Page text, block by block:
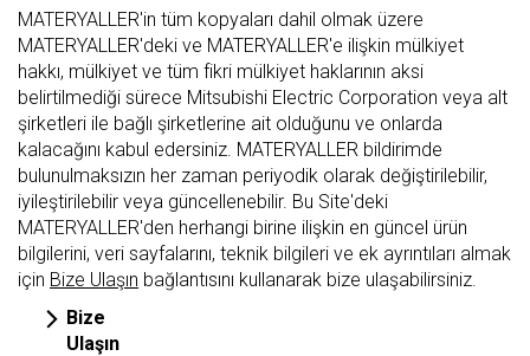
MATERYALLER'in tüm kopyaları dahil olmak üzere
MATERYALLER'deki ve MATERYALLER'e ilişkin mülkiyet
hakkı, mülkiyet ve tüm fikri mülkiyet haklarının aksi
belirtilmediği sürece Mitsubishi Electric Corporation veya alt
şirketleri ile bağlı şirketlerine ait olduğunu ve onlarda
kalacağını kabul edersiniz. MATERYALLER bildirimde
bulunulmaksızın her zaman periyodik olarak değiştirilebilir,
iyileştirilebilir veya güncellenebilir. Bu Site'deki
MATERYALLER'den herhangi birine ilişkin en güncel ürün
bilgilerini, veri sayfalarını, teknik bilgileri ve ek ayrıntıları almak
için Bize Ulaşın bağlantısını kullanarak bize ulaşabilirsiniz.
Bize
Ulaşın